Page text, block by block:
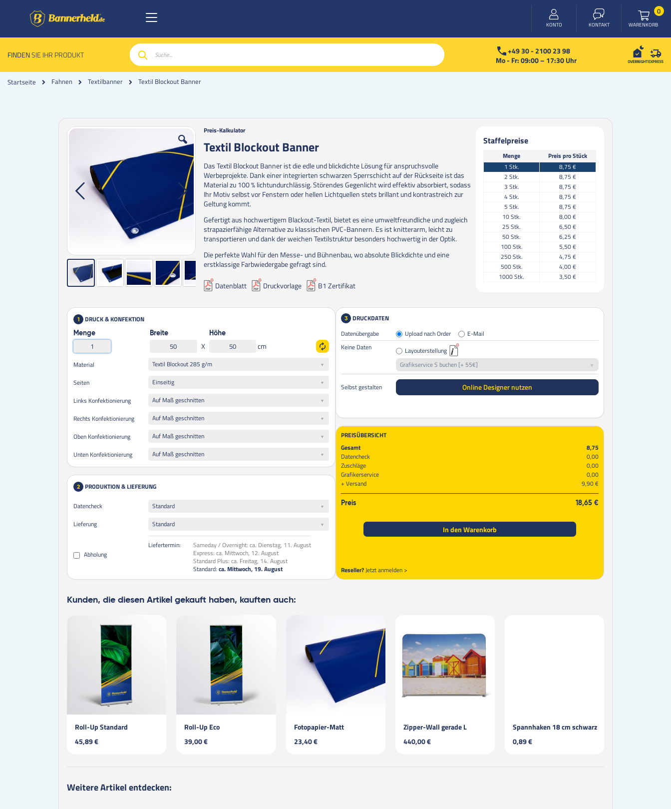
KONTO KONTAKT WARENKORB
0
FINDENSIE IHR PRODUKT
Suche
+49 30 - 2100 23 98
Mo - Fr: 09:00 – 17:30 Uhr
Startseite Fahnen Textilbanner Textil Blockout Banner
Zum
springen
Zum
der
springen
Preis-Kalkulator
Textil Blockout Banner
Das Textil Blockout Banner ist die edle und blickdichte Lösung für anspruchsvolle
Werbeprojekte. Dank einer integrierten schwarzen Sperrschicht auf der Rückseite ist das
Material zu 100 % lichtundurchlässig. Störendes Gegenlicht wird effektiv absorbiert, sodass
Ihr Motiv selbst vor Fenstern oder hellen Lichtquellen stets brillant und kontrastreich zur
Geltung kommt.
Gefertigt aus hochwertigem Blackout-Textil, bietet es eine umweltfreundliche und zugleich
strapazierfähige Alternative zu klassischen PVC-Bannern. Es ist knitterarm, leicht zu
transportieren und dank der weichen Textilstruktur besonders hochwertig in der Optik.
Die perfekte Wahl für den Messe- und Bühnenbau, wo absolute Blickdichte und eine
erstklassige Farbwiedergabe gefragt sind.
Staffelpreise
Menge
Preis pro Stück
1 Stk.
8,75 €
2 Stk.
8,75 €
3 Stk.
8,75 €
4Stk.
8,75 €
5 Stk.
8,75 €
10Stk.
8,00 €
25 Stk.
6,50 €
50Stk.
6,25 €
100Stk.
5,50 €
250Stk.
4,75 €
500Stk.
4,00 €
1000Stk. 3,50 €
Datenblatt Druckvorlage B1 Zertifikat
1 DRUCK & KONFEKTION
Menge Breite
X
Höhe
cm
Material
Textil Blockout 285 g/m
Seiten
Einseitig
Links Konfektionierung
Auf Maß geschnitten
Rechts Konfektionierung
Auf Maß geschnitten
Oben Konfektionierung
Auf Maß geschnitten
Unten Konfektionierung
Auf Maß geschnitten
2 PRODUKTION & LIEFERUNG
Datencheck
Standard
Lieferung
Standard
Abholung
Liefertermin: Sameday / Overnight: ca. Dienstag, 11. August
Express: ca. Mittwoch, 12. August
Standard Plus: ca. Freitag, 14. August
Standard: ca. Mittwoch, 19. August
3
DRUCKDATEN
Datenübergabe
Upload nach Order
E-Mail
Keine Daten
Layouterstellung
Grafikservice S buchen [+ 55€]
Selbst gestalten Online Designer nutzen
PREISÜBERSICHT
Gesamt
8,75
Datencheck
0,00
Zuschläge
0,00
Grafikerservice
0,00
Versand
9,90 €
Preis 18,65 €
In den Warenkorb
Reseller?Jetzt anmelden >
Kunden, die diesen Artikel gekauft haben, kauften auch:
Roll-Up Standard
45,89 €
Roll-Up Eco
39,00 €
Fotopapier-Matt
23,40 €
Zipper-Wall gerade L
440,00 €
Spannhaken 18 cm schwarz
0,89 €
Weitere Artikel entdecken: